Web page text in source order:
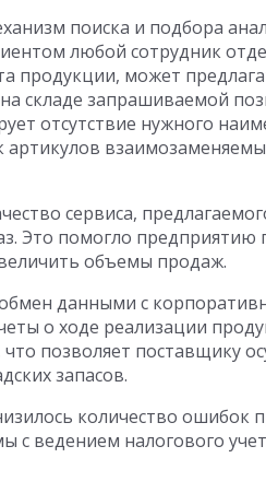
поиска и подбора
любой сотрудник
продукции, может
складе запрашиваемой
отсутствие нужного
артикулов
сервиса,
Это помогло
объемы продаж.
данными с
о ходе реализации
позволяет поставщику
запасов.
количество ошибок
с ведением налогового